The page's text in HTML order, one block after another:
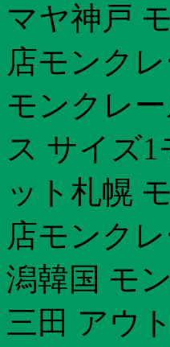
マヤ神戸
店モンク
モンクレ
ス サイズ
ット札幌
店モンク
潟韓国 モ
三田 アウ